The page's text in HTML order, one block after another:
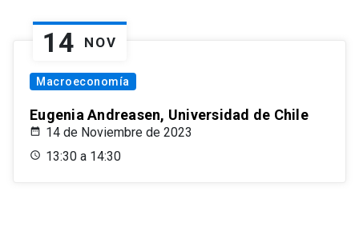
14 NOV
Macroeconomía
Eugenia Andreasen, Universidad de Chile
14 de Noviembre de 2023
13:30 a 14:30